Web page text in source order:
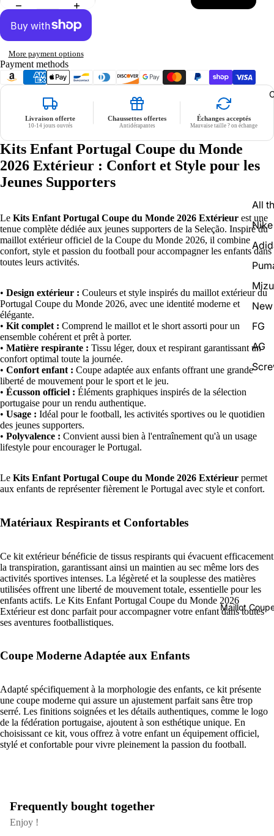
All
Nike
FG
AG
Maillot
More payment options
Payment methods
Livraison offerte
10-14 jours ouvrés
Chaussettes offertes
Antidérapantes
Échanges acceptés
Mauvaise taille ? on échange
Kits Enfant Portugal Coupe du Monde
2026 Extérieur : Confort et Style pour les
Jeunes Supporters
Le Kits Enfant Portugal Coupe du Monde 2026 Extérieur est une
tenue complète dédiée aux jeunes supporters de la Seleção. Inspiré du
maillot extérieur officiel de la Coupe du Monde 2026, il combine
confort, style et passion du football pour accompagner les enfants dans
toutes leurs activités.
• Design extérieur : Couleurs et style inspirés du maillot extérieur du
Portugal Coupe du Monde 2026, avec une identité moderne et
élégante.
• Kit complet : Comprend le maillot et le short assorti pour un
ensemble cohérent et prêt à porter.
• Matière respirante : Tissu léger, doux et respirant garantissant un
confort optimal toute la journée.
• Confort enfant : Coupe adaptée aux enfants offrant une grande
liberté de mouvement pour le sport et le jeu.
• Écusson officiel : Éléments graphiques inspirés de la sélection
portugaise pour un rendu authentique.
• Usage : Idéal pour le football, les activités sportives ou le quotidien
des jeunes supporters.
• Polyvalence : Convient aussi bien à l'entraînement qu'à un usage
lifestyle pour encourager le Portugal.
Le Kits Enfant Portugal Coupe du Monde 2026 Extérieur permet
aux enfants de représenter fièrement le Portugal avec style et confort.
Matériaux Respirants et Confortables
Ce kit extérieur bénéficie de tissus respirants qui évacuent efficacement
la transpiration, garantissant ainsi un maintien au sec même lors des
activités sportives intenses. La légèreté et la souplesse des matières
utilisées offrent une liberté de mouvement totale, essentielle pour les
enfants actifs. Le Kits Enfant Portugal Coupe du Monde 2026
Extérieur est donc parfait pour accompagner votre enfant dans toutes
ses aventures footballistiques.
Coupe Moderne Adaptée aux Enfants
Adapté spécifiquement à la morphologie des enfants, ce kit présente
une coupe moderne qui assure un ajustement parfait sans être trop
serré. Les finitions soignées et les détails authentiques, comme le logo
de la fédération portugaise, ajoutent à son esthétique unique. En
choisissant ce kit, vous offrez à votre enfant un équipement officiel,
stylé et confortable pour vivre pleinement la passion du football.
Frequently bought together
Enjoy !